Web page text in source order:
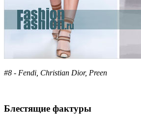
#8 - Fendi, Christian Dior, Preen
Блестящие фактуры